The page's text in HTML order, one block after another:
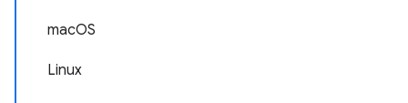
macOS
Linux